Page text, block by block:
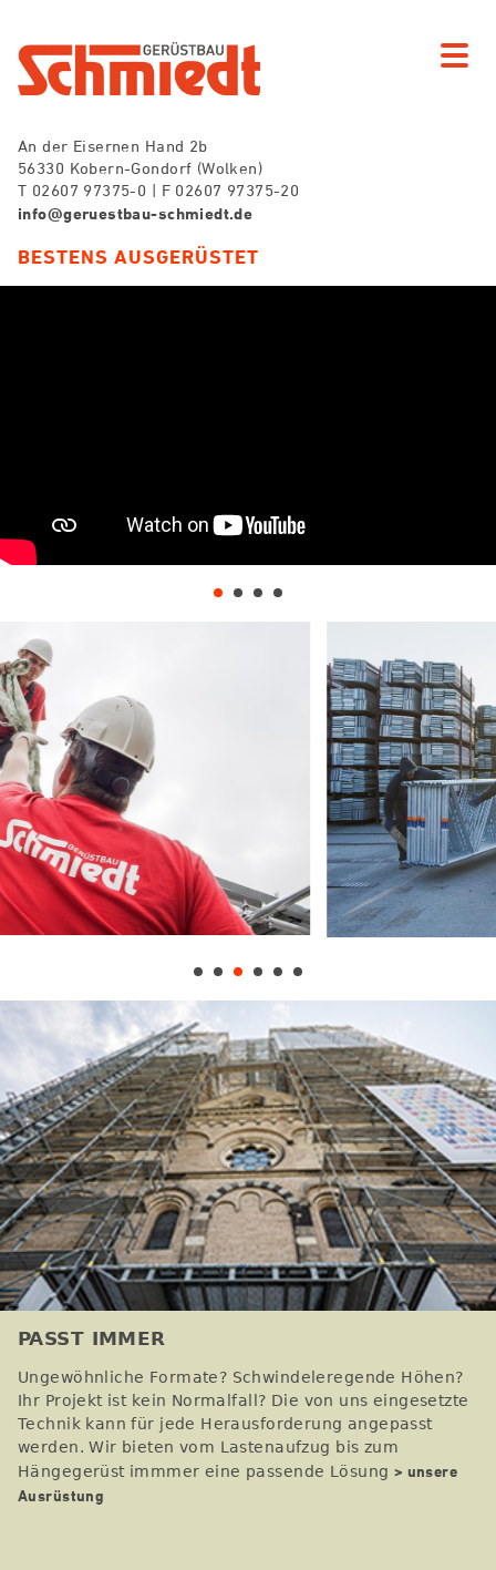
An der Eisernen Hand 2b
56330 Kobern-Gondorf (Wolken)
T 02607 97375-0 | F 02607 97375-20
info@geruestbau-schmiedt.de
BESTENS AUSGERÜSTET
PASST IMMER
Ungewöhnliche Formate? Schwindeleregende Höhen?
Ihr Projekt ist kein Normalfall? Die von uns eingesetzte
Technik kann für jede Herausforderung angepasst
werden. Wir bieten vom Lastenaufzug bis zum
Hängegerüst immmer eine passende Lösung > unsere
Ausrüstung